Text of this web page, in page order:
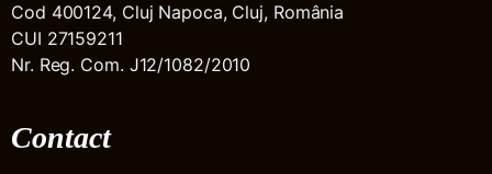
Cod 400124, Cluj Napoca, Cluj, România
CUI 27159211
Nr. Reg. Com. J12/1082/2010
Contact